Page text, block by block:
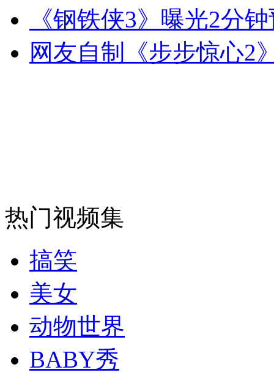
安徽一实载49人客车翻车
纽约上演“枕头大战”
司机酒驾遇交警 急速倒车逃窜
《钢铁侠3》曝光2分
网友自制《步步惊心2
热门视频集
搞笑
美女
动物世界
BABY秀